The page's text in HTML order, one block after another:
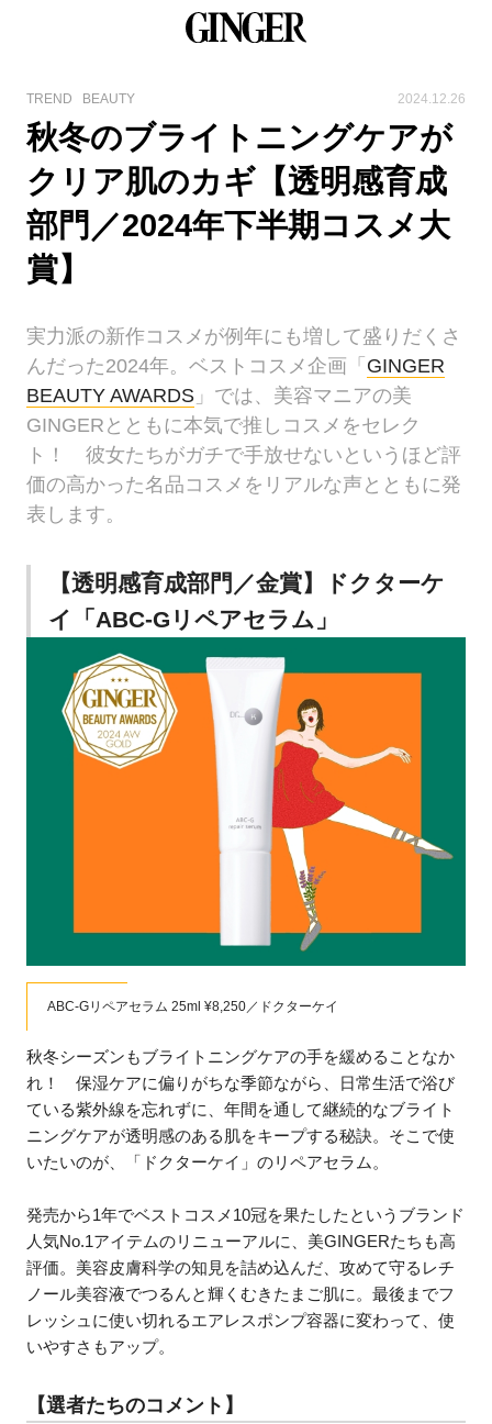
TREND BEAUTY 2024.12.26
秋冬のブライトニングケアが
クリア肌のカギ【透明感育成
部門／2024年下半期コスメ大
賞】
実力派の新作コスメが例年にも増して盛りだくさ
んだった2024年。ベストコスメ企画「 GINGER
BEAUTY AWARDS 」では、美容マニアの美
GINGERとともに本気で推しコスメをセレク
ト！ 彼女たちがガチで手放せないというほど評
価の高かった名品コスメをリアルな声とともに発
表します。
【透明感育成部門／金賞】ドクターケ
イ「ABC-Gリペアセラム」
ABC-Gリペアセラム 25ml ¥8,250／ドクターケイ
秋冬シーズンもブライトニングケアの手を緩めることなか
れ！ 保湿ケアに偏りがちな季節ながら、日常生活で浴び
ている紫外線を忘れずに、年間を通して継続的なブライト
ニングケアが透明感のある肌をキープする秘訣。そこで使
いたいのが、「ドクターケイ」のリペアセラム。
発売から1年でベストコスメ10冠を果たしたというブランド
人気No.1アイテムのリニューアルに、美GINGERたちも高
評価。美容皮膚科学の知見を詰め込んだ、攻めて守るレチ
ノール美容液でつるんと輝くむきたまご肌に。最後までフ
レッシュに使い切れるエアレスポンプ容器に変わって、使
いやすさもアップ。
【選者たちのコメント】